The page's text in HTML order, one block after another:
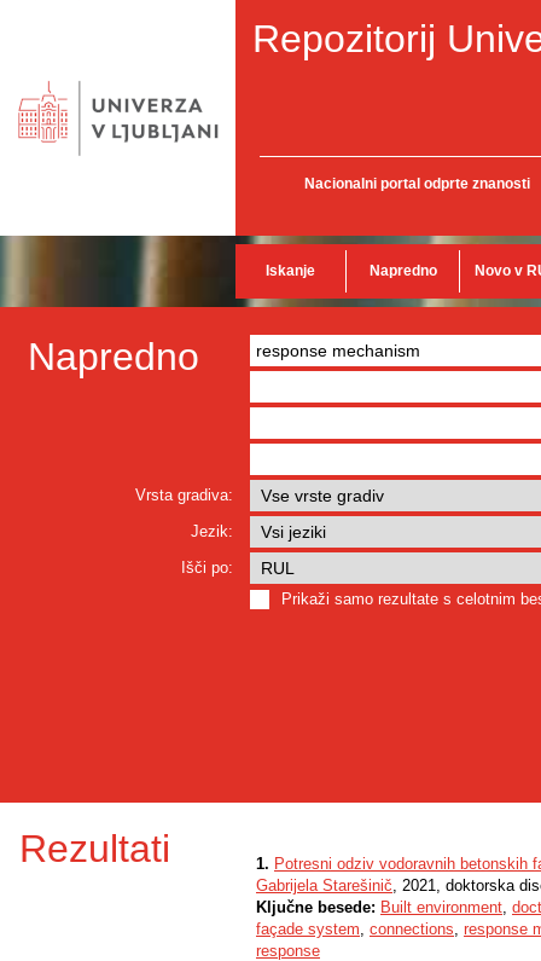
Repozitorij
Nacionalni portal odprte znanosti
Iskanje Napredno Novo v
Napredno
Vrsta gradiva:
Jezik:
Išči po:
Prikaži samo rezultate s celotnim
Rezultati 1. Potresni odziv vodoravnih betonskih
Gabrijela Starešinič, 2021, doktorska
Ključne besede: Built environment,
façade system, connections, response
response